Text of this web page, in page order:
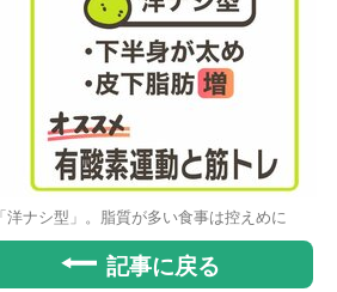
ナシ型」。脂質が多い食事は控えめに
記事に戻る